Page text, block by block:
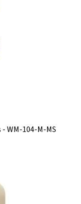
- WM-104-M-MS